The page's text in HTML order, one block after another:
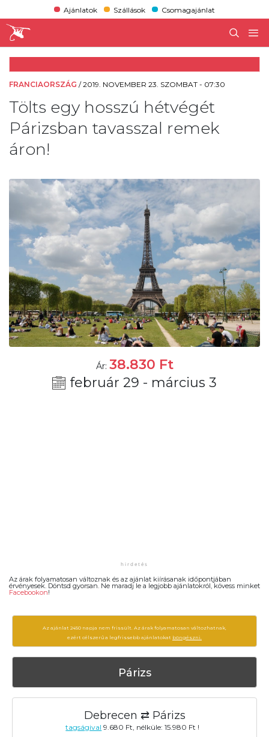
Ajánlatok Szállások Csomagajánlat
FRANCIAORSZÁG /2019. NOVEMBER 23. SZOMBAT - 07:30
Tölts egy hosszú hétvégét
Párizsban tavasszal remek
áron!
Ár: 38.830 Ft
február 29 - március 3
Az árak folyamatosan változnak és az ajánlat kiírásanak időpontjában
érvényesek. Döntsd gyorsan. Ne maradj le a legjobb ajánlatokról, kövess minket
Facebookon!
Az ajánlat 2450 napja nem frissült. Az árak folyamatosan változhatnak,
ezért célszerű a legfrissebb ajánlatokat böngészni.
Párizs
Debrecen ⇄ Párizs
tagságival 9.680 Ft, nélküle: 15.980 Ft !